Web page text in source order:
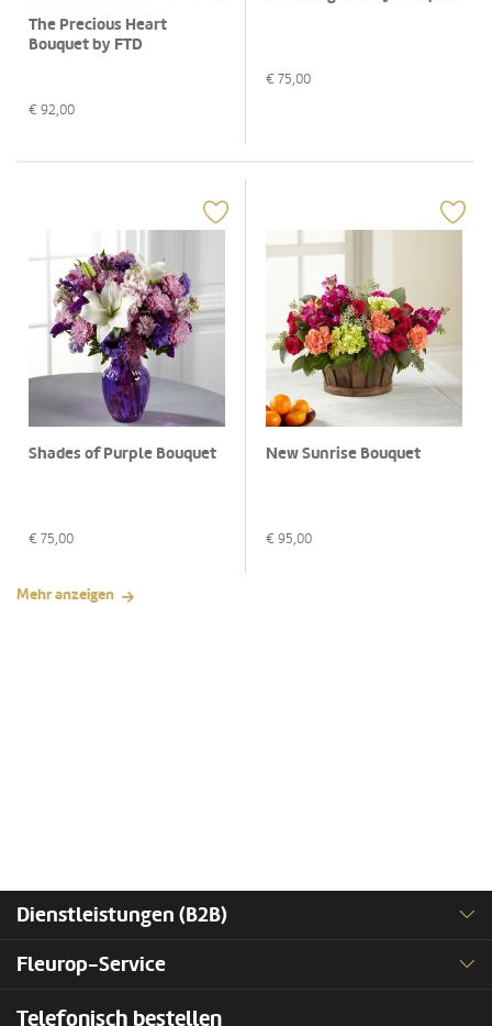
The Precious Heart
Bouquet by FTD
€ 92,00
€ 75,00
Shades of Purple Bouquet
€ 75,00
New Sunrise Bouquet
€ 95,00
Mehr anzeigen
Dienstleistungen (B2B)
Fleurop-Service
Telefonisch bestellen